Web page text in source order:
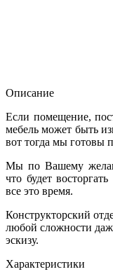
Описание
Если помещение,
мебель может быть
вот тогда мы готовы
Мы по Вашему
что будет
все это время.
Конструкторский
любой сложности
эскизу.
Характеристики